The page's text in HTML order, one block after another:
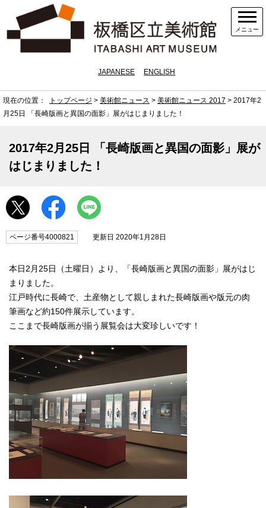
メニュー
JAPANESE ENGLISH
現在の位置： トップページ > 美術館ニュース > 美術館ニュース 2017 > 2017年2
月25日 「長崎版画と異国の面影」展がはじまりました！
2017年2月25日 「長崎版画と異国の面影」展が
はじまりました！
ページ番号4000821 更新日 2020年1月28日
本日2月25日（土曜日）より、「長崎版画と異国の面影」展がはじ
まりました。
江戸時代に長崎で、土産物として親しまれた長崎版画や版元の肉
筆画など約150件展示しています。
ここまで長崎版画が揃う展覧会は大変珍しいです！